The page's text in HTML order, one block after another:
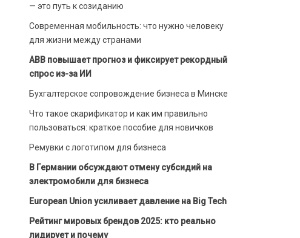
— это путь к созиданию
Современная мобильность: что нужно человеку
для жизни между странами
ABB повышает прогноз и фиксирует рекордный
спрос из-за ИИ
Бухгалтерское сопровождение бизнеса в Минске
Что такое скарификатор и как им правильно
пользоваться: краткое пособие для новичков
Ремувки с логотипом для бизнеса
В Германии обсуждают отмену субсидий на
электромобили для бизнеса
European Union усиливает давление на Big Tech
Рейтинг мировых брендов 2025: кто реально
лидирует и почему